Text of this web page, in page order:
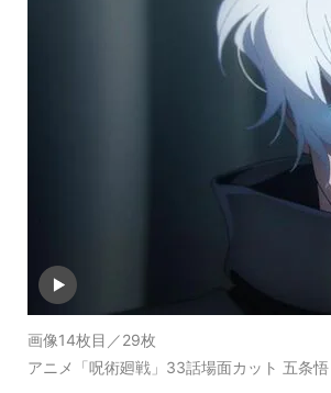
画像14枚目／29枚
アニメ「呪術廻戦」33話場面カット 五条悟